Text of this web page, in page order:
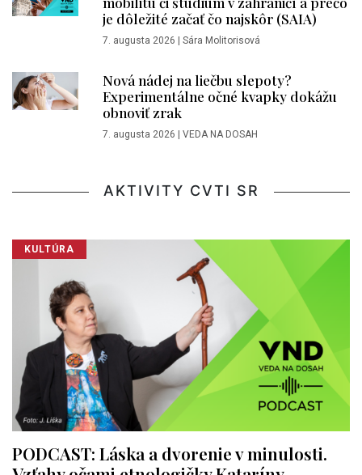
je dôležité začať čo najskôr (SAIA)
7. augusta 2026 Sára Molitorisová
Nová nádej na liečbu slepoty?
Experimentálne očné kvapky dokážu
obnoviť zrak
7. augusta 2026 VEDA NA DOSAH
AKTIVITY CVTI SR
KULTÚRA
PODCAST: Láska a dvorenie v minulosti.